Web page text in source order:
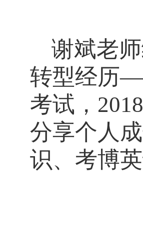
谢斌老
转型经历
考试，
分享个人
识、考博